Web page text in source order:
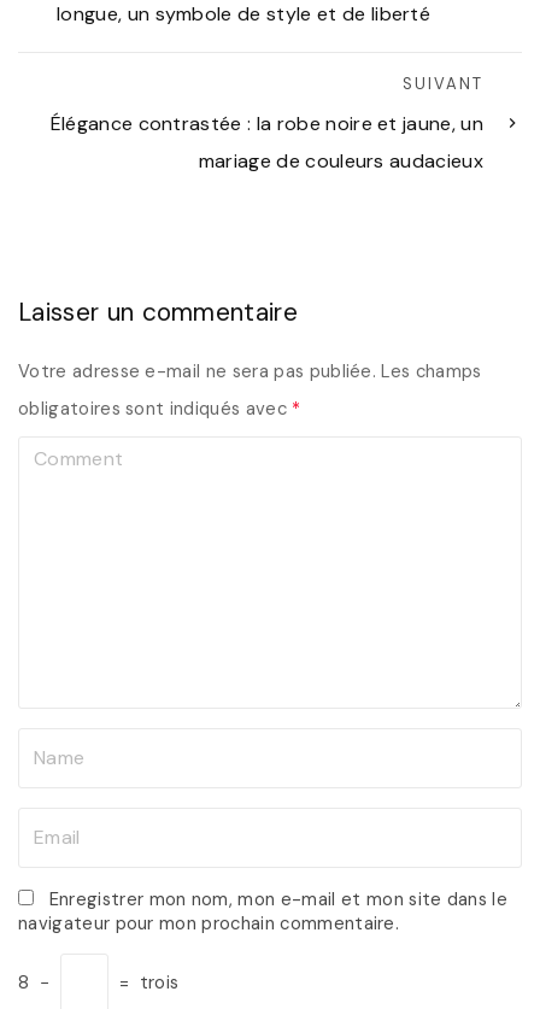
longue, un symbole de style et de liberté
SUIVANT
Élégance contrastée : la robe noire et jaune, un
mariage de couleurs audacieux
Laisser un commentaire
Votre adresse e-mail ne sera pas publiée. Les champs
obligatoires sont indiqués avec *
*
a
i
l
Enregistrer mon nom, mon e-mail et mon site dans le
navigateur pour mon prochain commentaire.
8 − = trois